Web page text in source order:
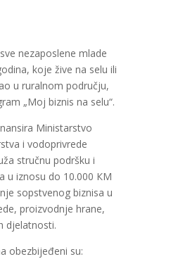
nezaposlene mlade
koje žive na selu ili
u ruralnom području,
„Moj biznis na selu“.
Ministarstvo
i vodoprivrede
stručnu podršku i
u iznosu do 10.000 КM
sopstvenog biznisa u
proizvodnje hrane,
djelatnosti.
obezbijeđeni su: